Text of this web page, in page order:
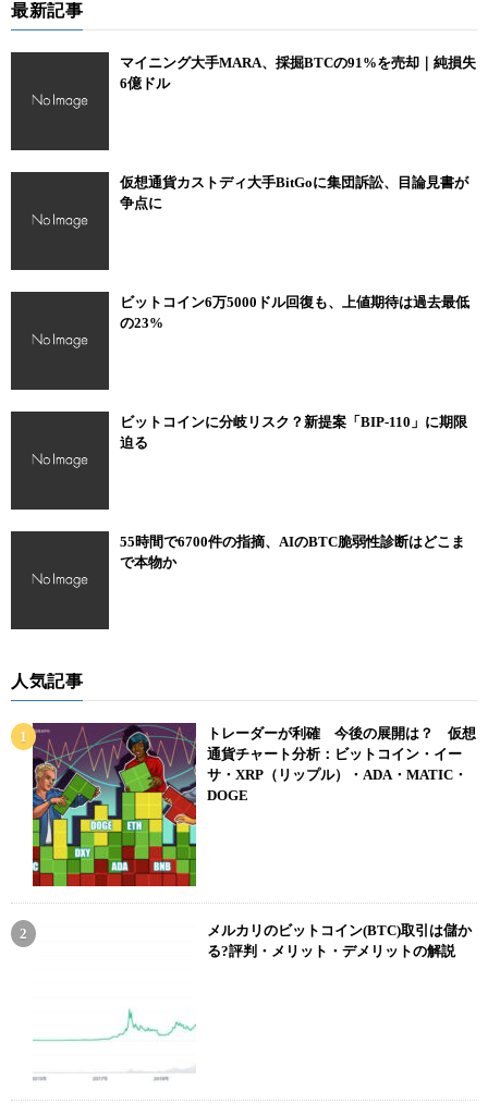
最新記事
マイニング大手MARA、採掘BTCの91%を売却｜純損失
6億ドル
仮想通貨カストディ大手BitGoに集団訴訟、目論見書が
争点に
ビットコイン6万5000ドル回復も、上値期待は過去最低
の23%
ビットコインに分岐リスク？新提案「BIP-110」に期限
迫る
55時間で6700件の指摘、AIのBTC脆弱性診断はどこま
で本物か
人気記事
トレーダーが利確 今後の展開は？ 仮想
通貨チャート分析：ビットコイン・イー
サ・XRP（リップル）・ADA・MATIC・
DOGE
メルカリのビットコイン(BTC)取引は儲か
る?評判・メリット・デメリットの解説